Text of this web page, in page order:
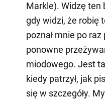
Markle). Widzę ten
gdy widzi, że robię
poznał mnie po
ponowne
miodowego. Jest
kiedy patrzył, jak
się w szczegóły.